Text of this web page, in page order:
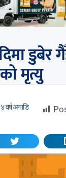
डुबेर
मृत्यु
४ वर्ष अगाडि